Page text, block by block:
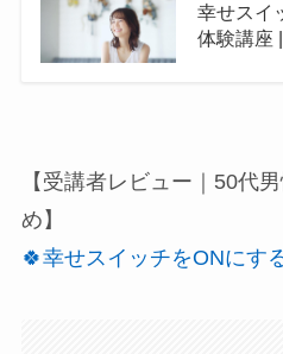
幸せスイ
体験講座
【受講者レビュー｜50代
め】
🍀幸せスイッチをONにす